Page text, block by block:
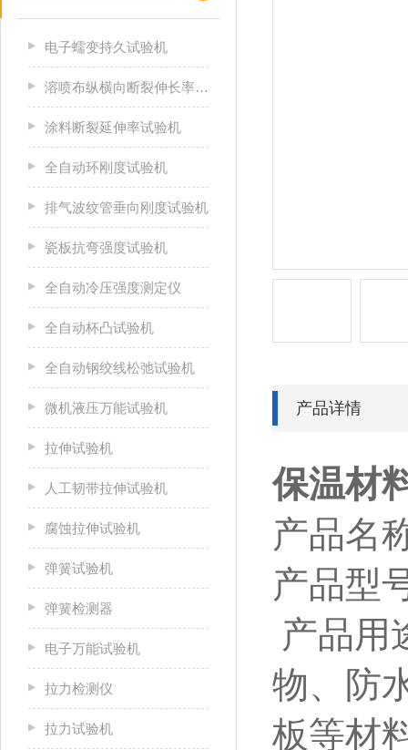
电子蠕变持久试验机
溶喷布纵横向断裂伸长率检测器
涂料断裂延伸率试验机
全自动环刚度试验机
排气波纹管垂向刚度试验机
瓷板抗弯强度试验机
全自动冷压强度测定仪
全自动杯凸试验机
全自动钢绞线松弛试验机
微机液压万能试验机
拉伸试验机
人工韧带拉伸试验机
腐蚀拉伸试验机
弹簧试验机
弹簧检测器
电子万能试验机
拉力检测仪
拉力试验机
产品详情
保温材
产品名
产品型
产品用
物、防
板等材